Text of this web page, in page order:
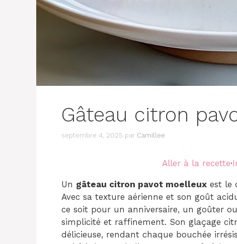
Gâteau citron
septembre 4, 2025 par Camillee
Aller à la recette·
Un gâteau citron pavot moelleux est le
Avec sa texture aérienne et son goût
ce soit pour un anniversaire, un goûter
simplicité et raffinement. Son glaçage
délicieuse, rendant chaque bouchée